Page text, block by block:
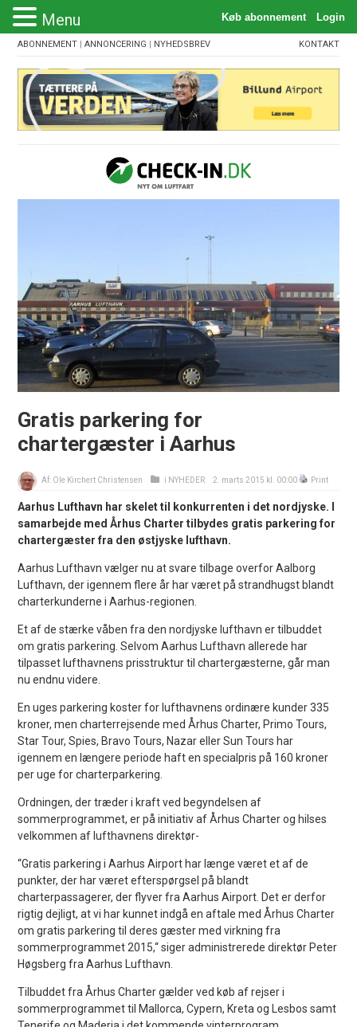
ABONNEMENT |ANNONCERING | NYHEDSBREV KONTAKT
Gratis parkering for
chartergæster i Aarhus
Af: Ole Kirchert Christensen i NYHEDER 2. marts 2015 kl. 00:00 Print
Aarhus Lufthavn har skelet til konkurrenten i det nordjyske. I
samarbejde med Århus Charter tilbydes gratis parkering for
chartergæster fra den østjyske lufthavn.
Aarhus Lufthavn vælger nu at svare tilbage overfor Aalborg
Lufthavn, der igennem flere år har været på strandhugst blandt
charterkunderne i Aarhus-regionen.
Et af de stærke våben fra den nordjyske lufthavn er tilbuddet
om gratis parkering. Selvom Aarhus Lufthavn allerede har
tilpasset lufthavnens prisstruktur til chartergæsterne, går man
nu endnu videre.
En uges parkering koster for lufthavnens ordinære kunder 335
kroner, men charterrejsende med Århus Charter, Primo Tours,
Star Tour, Spies, Bravo Tours, Nazar eller Sun Tours har
igennem en længere periode haft en specialpris på 160 kroner
per uge for charterparkering.
Ordningen, der træder i kraft ved begyndelsen af
sommerprogrammet, er på initiativ af Århus Charter og hilses
velkommen af lufthavnens direktør-
“Gratis parkering i Aarhus Airport har længe været et af de
punkter, der har været efterspørgsel på blandt
charterpassagerer, der flyver fra Aarhus Airport. Det er derfor
rigtig dejligt, at vi har kunnet indgå en aftale med Århus Charter
om gratis parkering til deres gæster med virkning fra
sommerprogrammet 2015,“ siger administrerede direktør Peter
Høgsberg fra Aarhus Lufthavn.
Tilbuddet fra Århus Charter gælder ved køb af rejser i
sommerprogrammet til Mallorca, Cypern, Kreta og Lesbos samt
Menu